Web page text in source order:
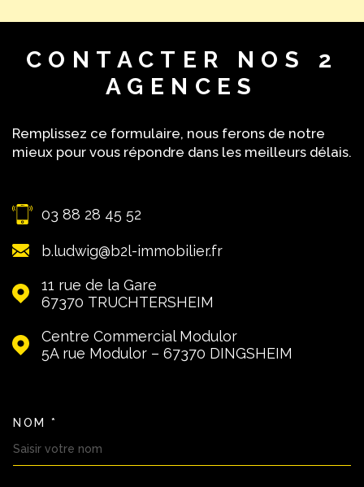
CONTACTER NOS 2
AGENCES
Remplissez ce formulaire, nous ferons de notre
mieux pour vous répondre dans les meilleurs délais.
03 88 28 45 52
b.ludwig@b2l-immobilier.fr
11 rue de la Gare
67370
TRUCHTERSHEIM
Centre Commercial Modulor
5A rue Modulor – 67370
DINGSHEIM
NOM *